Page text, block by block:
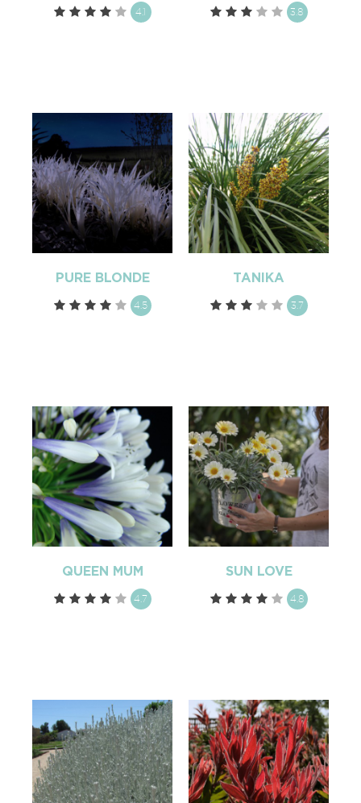
4.1 3.8
PURE BLONDE
4.5
TANIKA
3.7
QUEEN MUM
4.7
SUN LOVE
4.8